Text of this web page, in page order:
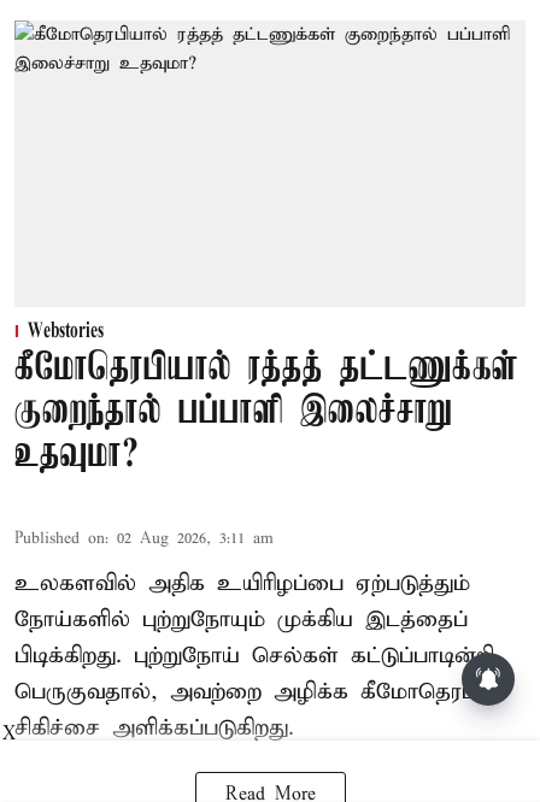
Webstories
கீமோதெரபியால் ரத்தத் தட்டணுக்கள்
குறைந்தால் பப்பாளி இலைச்சாறு
உதவுமா?
Published on: 02 Aug 2026, 3:11 am
உலகளவில் அதிக உயிரிழப்பை ஏற்படுத்தும்
நோய்களில் புற்றுநோயும் முக்கிய இடத்தைப்
பிடிக்கிறது. புற்றுநோய் செல்கள் கட்டுப்பாடின்றி
பெருகுவதால், அவற்றை அழிக்க கீமோதெரபி
சிகிச்சை அளிக்கப்படுகிறது.
Read More
X